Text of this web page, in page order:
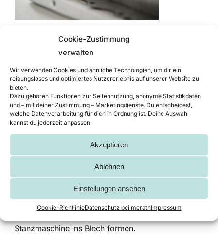
Cookie-Zustimmung
verwalten
Wir verwenden Cookies und ähnliche Technologien, um dir ein
reibungsloses und optimiertes Nutzererlebnis auf unserer Website zu
bieten.
Dazu gehören Funktionen zur Seitennutzung, anonyme Statistikdaten
und – mit deiner Zustimmung – Marketingdienste. Du entscheidest,
welche Datenverarbeitung für dich in Ordnung ist. Deine Auswahl
kannst du jederzeit anpassen.
Akzeptieren
Ablehnen
Einstellungen ansehen
Cookie-RichtlinieDatenschutz bei merathImpressum
dünnen Blechen ein Gewindedurchzug
Wie das genau auf der Stanzmaschine
funktioniert und wie sich Gewinde
sogar in besonders dünne Bleche auf
der Stanze einbringen lassen, erfahren
Sie übrigens bei unserem kleinen
Ausflug in die Welt der Gewinde bei
der Gehäusekonstruktion.
Form von Senkungen spielen dabei
eine große Rolle. Diese lassen sich
Stanzmaschine ins Blech formen.